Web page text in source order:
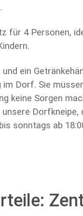
für 4 Personen,
ein
Dorf. Sie
keine Sorgen
unsere Dorfkneipe,
sonntags ab